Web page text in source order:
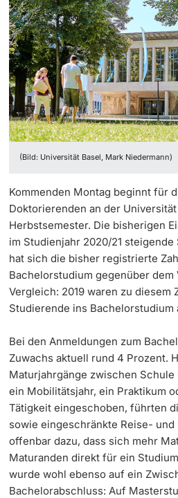
weitere Informationen
weitere Informationen
‡ ‡ ‡ ‡ ‡ ‡ ‡ ‡
Service für Medien
‡ ‡ ‡ ‡ ‡ ‡ ‡ ‡ ‡ ‡ ‡ ‡ ‡ ‡ ‡ ‡ ‡ ‡ ‡ ‡ ‡ ‡ ‡
Podcasts
‡ ‡ ‡ ‡ ‡ ‡ ‡ ‡ ‡ ‡ ‡ ‡
Ukraine
(Bild: Universität Basel, Mark Niedermann)
Kommenden Montag beginnt für
Doktorierenden an der
Herbstsemester. Die bisherigen
im Studienjahr 2020/21
hat sich die bisher registrierte
Bachelorstudium gegenüber dem
Vergleich: 2019 waren zu diesem
Studierende ins
Bei den Anmeldungen zum
Zuwachs aktuell rund 4 Prozent.
Maturjahrgänge zwischen
ein Mobilitätsjahr, ein Praktikum
Tätigkeit eingeschoben, führten
sowie eingeschränkte Reise-
offenbar dazu, dass sich mehr
Maturanden direkt für ein
wurde wohl ebenso auf ein
Bachelorabschluss: Auf